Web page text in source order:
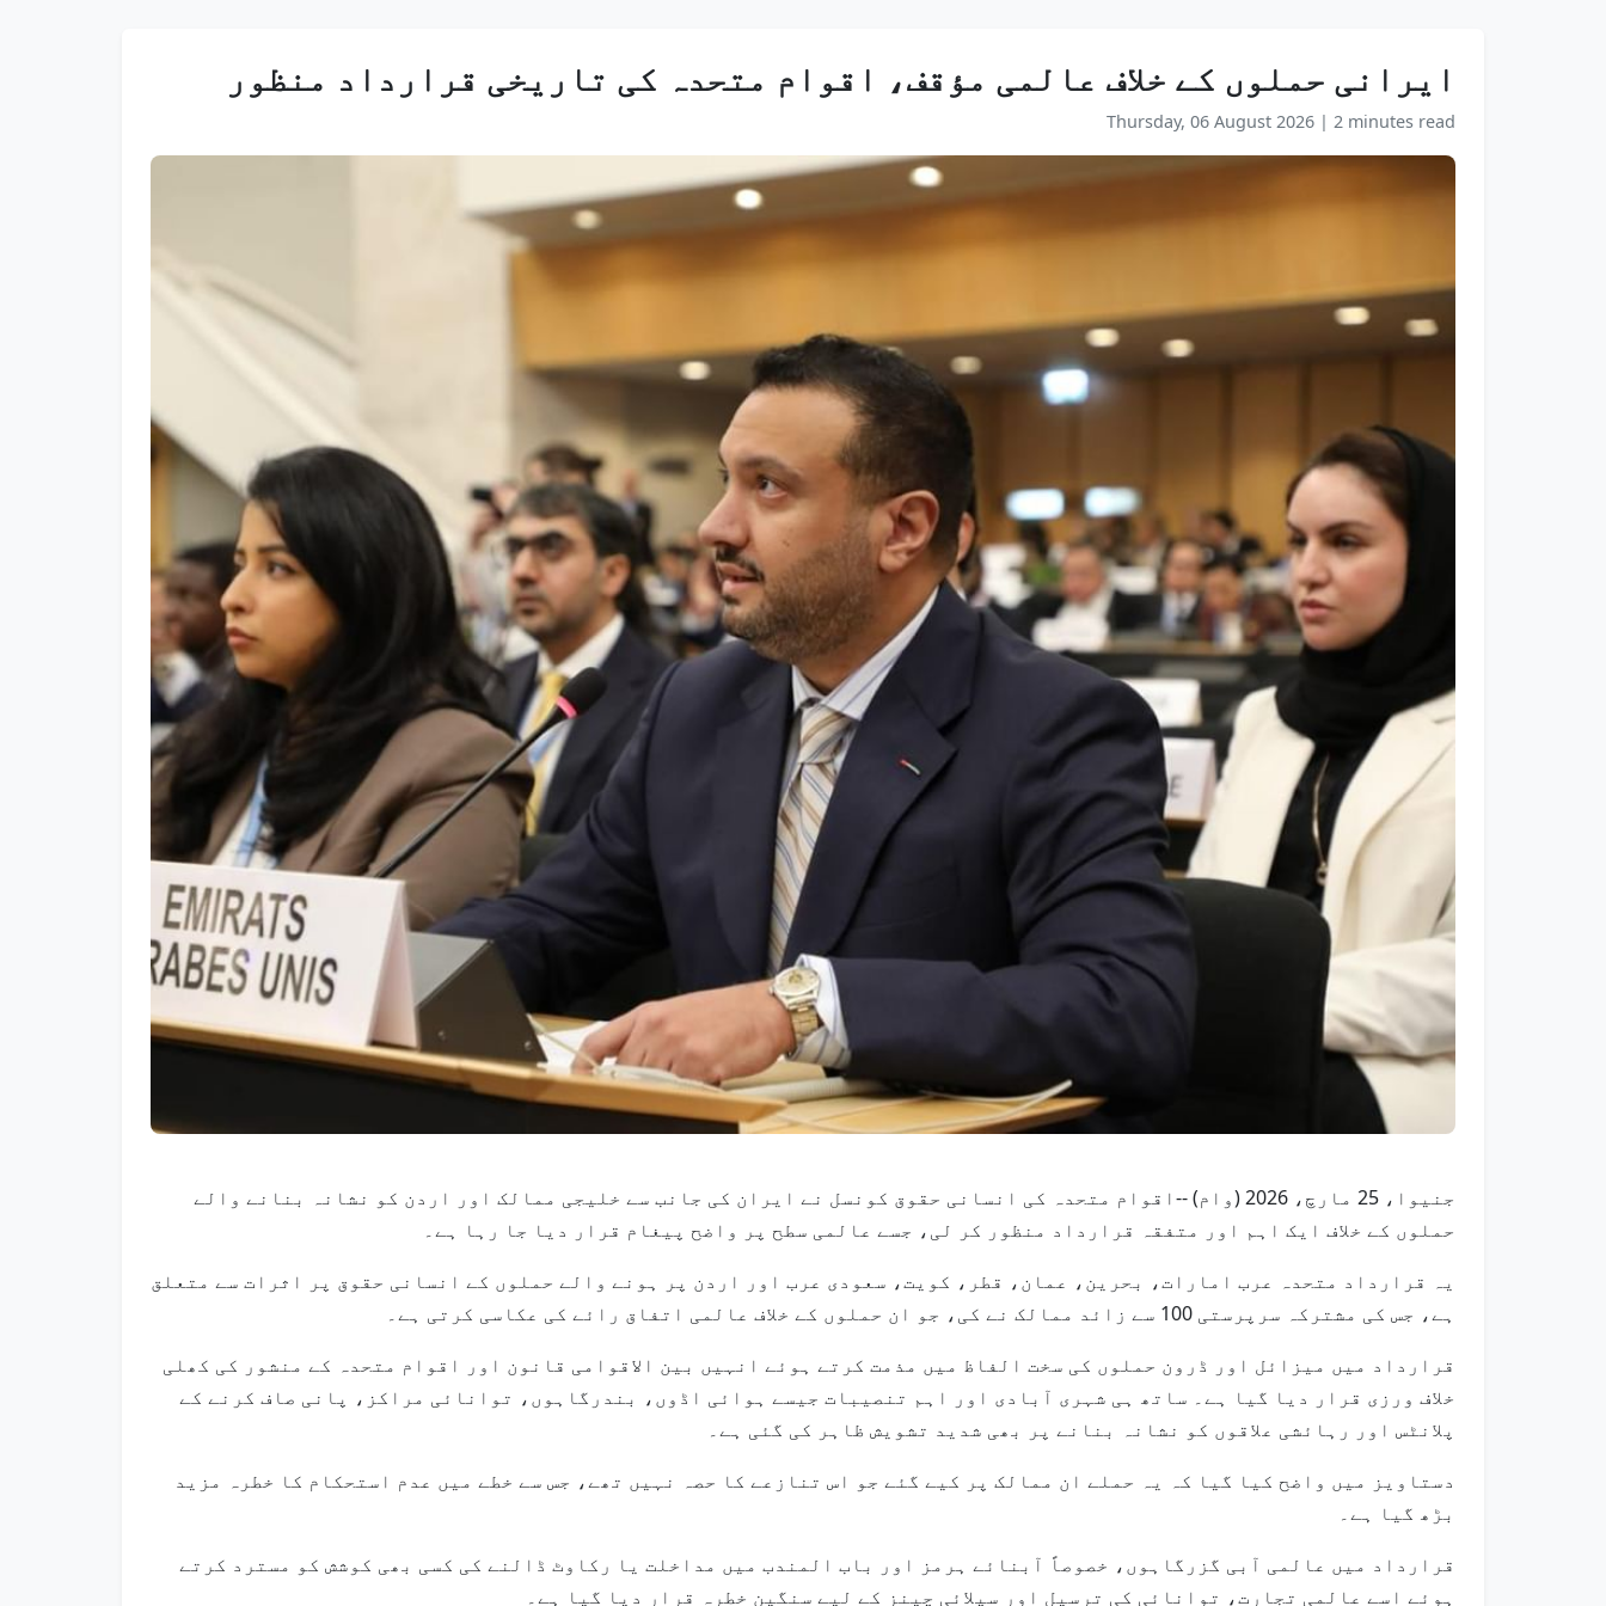
ایرانی حملوں کے خلاف عالمی مؤقف، اقوام متحدہ کی تاریخی قرارداد منظور
Thursday, 06 August 2026 | 2 minutes read
جنیوا، 25 مارچ، 2026 (وام) --اقوام متحدہ کی انسانی حقوق کونسل نے ایران کی جانب سے خلیجی ممالک اور اردن کو نشانہ بنانے والے
حملوں کے خلاف ایک اہم اور متفقہ قرارداد منظور کر لی، جسے عالمی سطح پر واضح پیغام قرار دیا جا رہا ہے۔
یہ قرارداد متحدہ عرب امارات، بحرین، عمان، قطر، کویت، سعودی عرب اور اردن پر ہونے والے حملوں کے انسانی حقوق پر اثرات سے متعلق
ہے، جس کی مشترکہ سرپرستی 100 سے زائد ممالک نے کی، جو ان حملوں کے خلاف عالمی اتفاق رائے کی عکاسی کرتی ہے۔
قرارداد میں میزائل اور ڈرون حملوں کی سخت الفاظ میں مذمت کرتے ہوئے انہیں بین الاقوامی قانون اور اقوام متحدہ کے منشور کی کھلی
خلاف ورزی قرار دیا گیا ہے۔ ساتھ ہی شہری آبادی اور اہم تنصیبات جیسے ہوائی اڈوں، بندرگاہوں، توانائی مراکز، پانی صاف کرنے کے
پلانٹس اور رہائشی علاقوں کو نشانہ بنانے پر بھی شدید تشویش ظاہر کی گئی ہے۔
دستاویز میں واضح کیا گیا کہ یہ حملے ان ممالک پر کیے گئے جو اس تنازعے کا حصہ نہیں تھے، جس سے خطے میں عدم استحکام کا خطرہ مزید
بڑھ گیا ہے۔
قرارداد میں عالمی آبی گزرگاہوں، خصوصاً آبنائے ہرمز اور باب المندب میں مداخلت یا رکاوٹ ڈالنے کی کسی بھی کوشش کو مسترد کرتے
ہوئے اسے عالمی تجارت، توانائی کی ترسیل اور سپلائی چینز کے لیے سنگین خطرہ قرار دیا گیا ہے۔